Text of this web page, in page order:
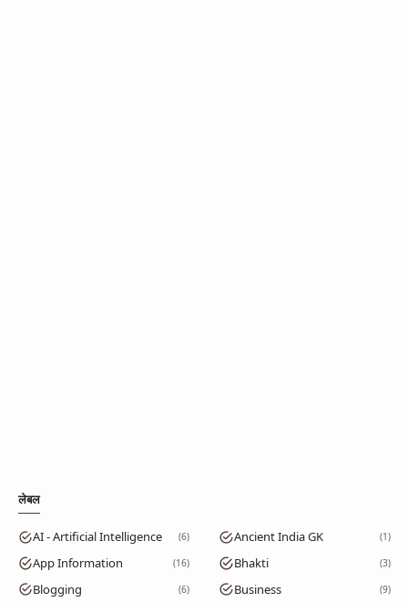
लेबल
AI - Artificial Intelligence 6 Ancient India GK 1
App Information 16 Bhakti 3
Blogging 6 Business 9